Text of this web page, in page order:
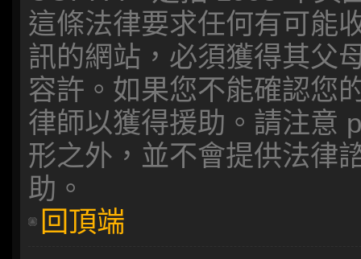
這條法律要求任何有可能
訊的網站，必須獲得其父
容許。如果您不能確認您
律師以獲得援助。請注意
形之外，並不會提供法律
助。
回頂端